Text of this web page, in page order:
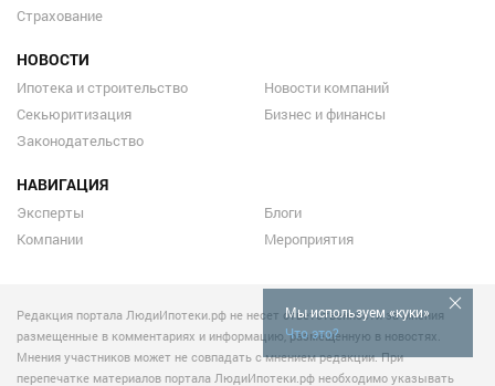
Мы используем «куки»
Что это?
Страхование
НОВОСТИ
Ипотека и строительство
Секьюритизация
Законодательство
Новости компаний
Бизнес и финансы
НАВИГАЦИЯ
Эксперты
Компании
Блоги
Мероприятия
Редакция портала ЛюдиИпотеки.рф не несет ответственности за мнения
размещенные в комментариях и информацию, размещенную в новостях.
Мнения участников может не совпадать с мнением редакции. При
перепечатке материалов портала ЛюдиИпотеки.рф необходимо указывать